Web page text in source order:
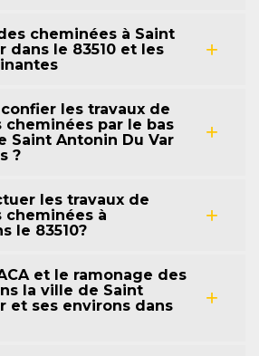
cheminées à Saint
dans le 83510 et les
les travaux de
cheminées par le bas
Saint Antonin Du Var
?
les travaux de
cheminées à
le 83510?
et le ramonage des
la ville de Saint
et ses environs dans